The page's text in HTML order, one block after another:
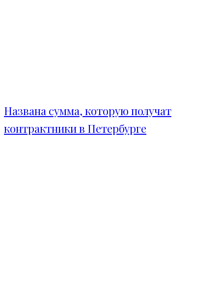
Названа сумма, которую получат
контрактники в Петербурге